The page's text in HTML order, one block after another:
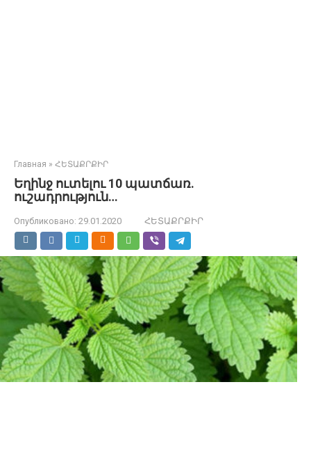
Главная » ՀԵՏԱՔՐՔԻՐ
Եղինջ ուտելու 10 պատճառ.
ուշադրություն…
Опубликовано: 29.01.2020 ՀԵՏԱՔՐՔԻՐ